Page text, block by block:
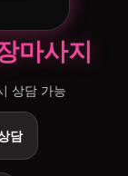
마사지
상담 가능
담